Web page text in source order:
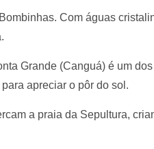
Com águas
Grande (Canguá) é um
apreciar o pôr do sol.
a praia da Sepultura,